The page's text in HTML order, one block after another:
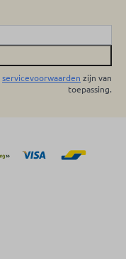
servicevoorwaarden zijn van
toepassing.